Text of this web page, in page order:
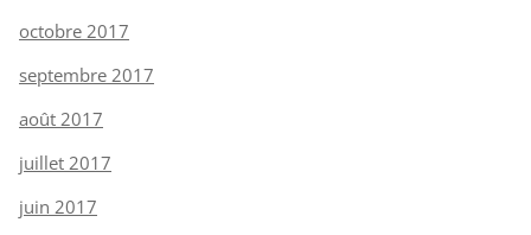
octobre 2017
septembre 2017
août 2017
juillet 2017
juin 2017